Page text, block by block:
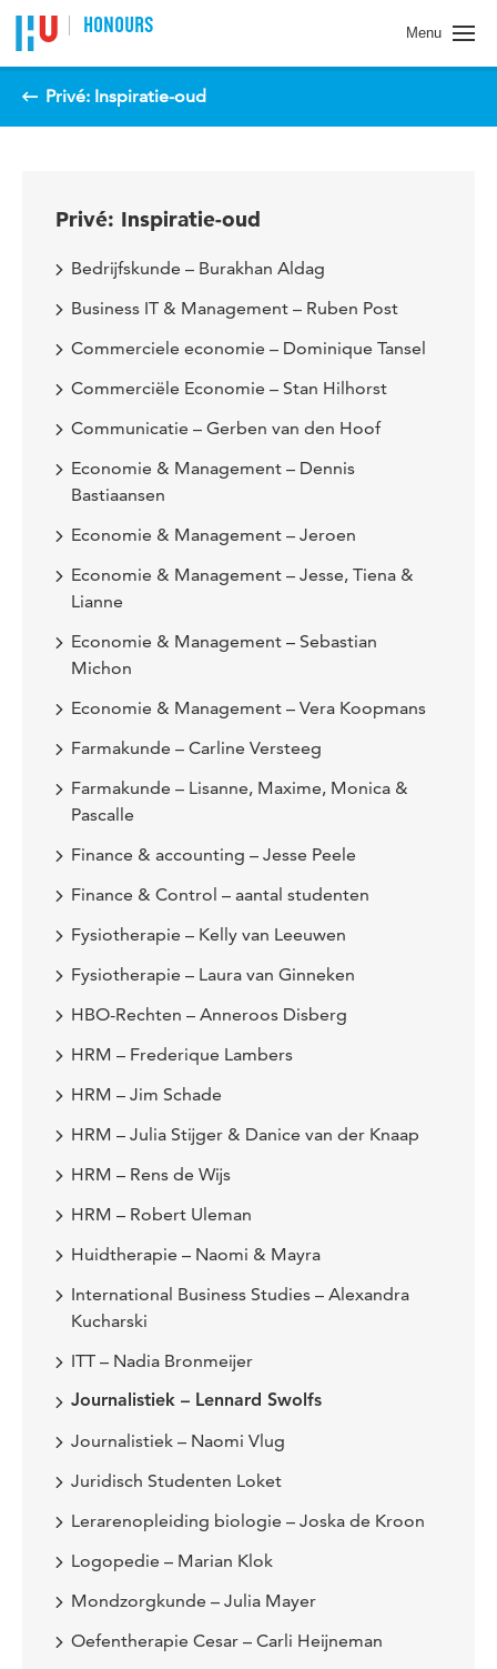
Spring naar pagina inhoud
HONOURS Menu
Privé: Inspiratie-oud
Privé: Inspiratie-oud
Bedrijfskunde – Burakhan Aldag
Business IT & Management – Ruben Post
Commerciele economie – Dominique Tansel
Commerciële Economie – Stan Hilhorst
Communicatie – Gerben van den Hoof
Economie & Management – Dennis
Bastiaansen
Economie & Management – Jeroen
Economie & Management – Jesse, Tiena &
Lianne
Economie & Management – Sebastian
Michon
Economie & Management – Vera Koopmans
Farmakunde – Carline Versteeg
Farmakunde – Lisanne, Maxime, Monica &
Pascalle
Finance & accounting – Jesse Peele
Finance & Control – aantal studenten
Fysiotherapie – Kelly van Leeuwen
Fysiotherapie – Laura van Ginneken
HBO-Rechten – Anneroos Disberg
HRM – Frederique Lambers
HRM – Jim Schade
HRM – Julia Stijger & Danice van der Knaap
HRM – Rens de Wijs
HRM – Robert Uleman
Huidtherapie – Naomi & Mayra
International Business Studies – Alexandra
Kucharski
ITT – Nadia Bronmeijer
Journalistiek – Lennard Swolfs
Journalistiek – Naomi Vlug
Juridisch Studenten Loket
Lerarenopleiding biologie – Joska de Kroon
Logopedie – Marian Klok
Mondzorgkunde – Julia Mayer
Oefentherapie Cesar – Carli Heijneman